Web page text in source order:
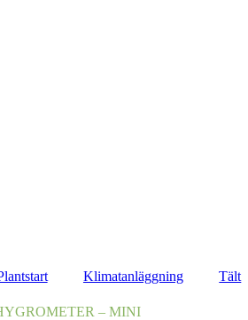
Klimatanläggning Tält
– MINI